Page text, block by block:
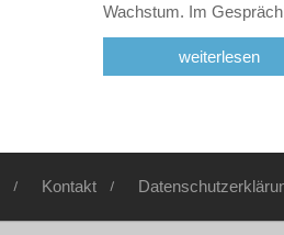
Wachstum. Im
weiterlesen
Kontakt